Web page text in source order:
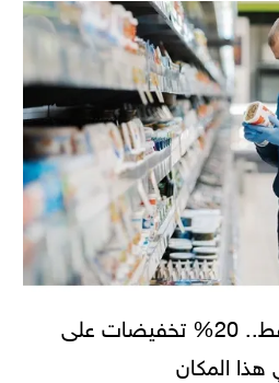
لسكان الشيخ زايد فقط.. 20% تخفيضات على
هذا المكان